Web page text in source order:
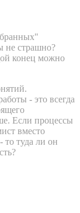
не страшно?
конец можно
- это всегда
Если процессы
вместо
то туда ли он